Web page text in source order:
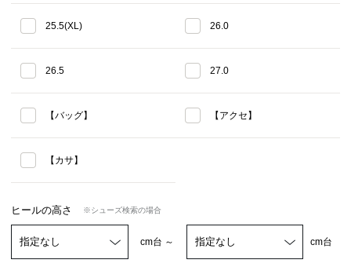
25.5(XL) 26.0
26.5 27.0
【バッグ】 【アクセ】
【カサ】
ヒールの高さ ※シューズ検索の場合
cm台 ～ cm台